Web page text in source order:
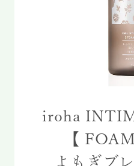
iroha
【
よもぎブ